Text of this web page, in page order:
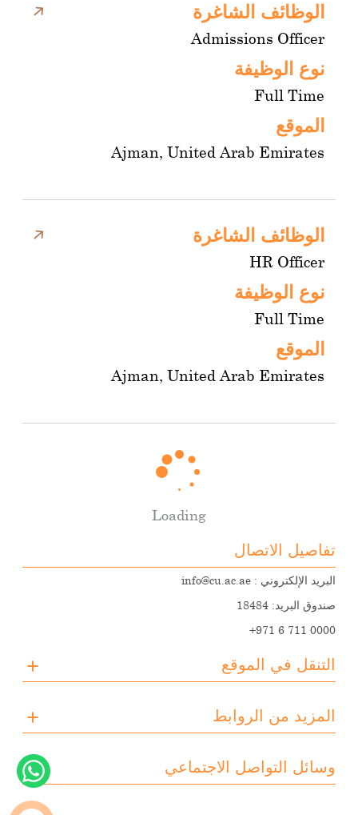
الوظائف الشاغرة
Admissions Officer
نوع الوظيفة
Full Time
الموقع
Ajman, United Arab Emirates
الوظائف الشاغرة
HR Officer
نوع الوظيفة
Full Time
الموقع
Ajman, United Arab Emirates
Loading
تفاصيل الاتصال
البريد الإلكتروني : info@cu.ac.ae
صندوق البريد: 18484
+971 6 711 0000
التنقل في الموقع
التسجيل
الفعاليات القادمة
المزيد من الروابط
الأنشطة الطلابية
معرض الصور
وسائل التواصل الاجتماعي